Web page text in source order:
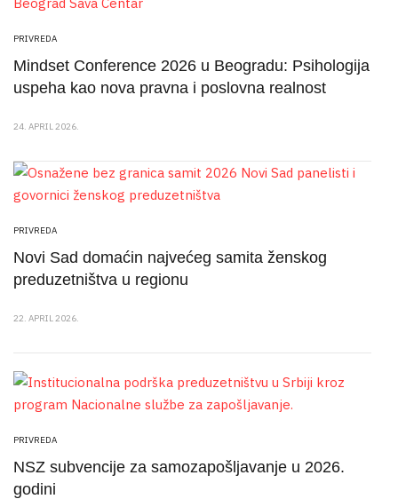
PRIVREDA
Mindset Conference 2026 u Beogradu: Psihologija
uspeha kao nova pravna i poslovna realnost
24. APRIL 2026.
PRIVREDA
Novi Sad domaćin najvećeg samita ženskog
preduzetništva u regionu
22. APRIL 2026.
PRIVREDA
NSZ subvencije za samozapošljavanje u 2026.
godini